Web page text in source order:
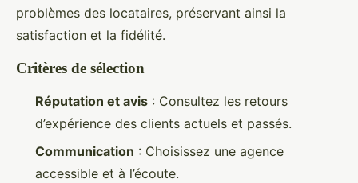
problèmes des locataires, préservant ainsi la
satisfaction et la fidélité.
Critères de sélection
Réputation et avis : Consultez les retours
d’expérience des clients actuels et passés.
Communication : Choisissez une agence
accessible et à l’écoute.